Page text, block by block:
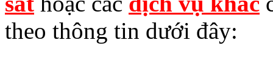
theo thông tin dưới đây: